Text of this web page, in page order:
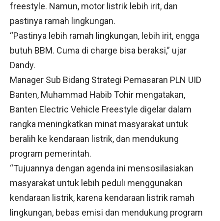
freestyle. Namun, motor listrik lebih irit, dan
pastinya ramah lingkungan.
“Pastinya lebih ramah lingkungan, lebih irit, engga
butuh BBM. Cuma di charge bisa beraksi,” ujar
Dandy.
Manager Sub Bidang Strategi Pemasaran PLN UID
Banten, Muhammad Habib Tohir mengatakan,
Banten Electric Vehicle Freestyle digelar dalam
rangka meningkatkan minat masyarakat untuk
beralih ke kendaraan listrik, dan mendukung
program pemerintah.
“Tujuannya dengan agenda ini mensosilasiakan
masyarakat untuk lebih peduli menggunakan
kendaraan listrik, karena kendaraan listrik ramah
lingkungan, bebas emisi dan mendukung program